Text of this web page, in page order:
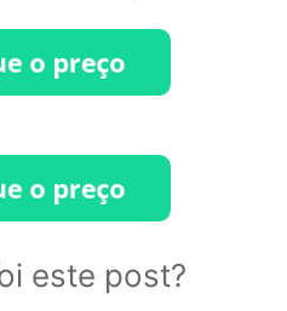
este post?